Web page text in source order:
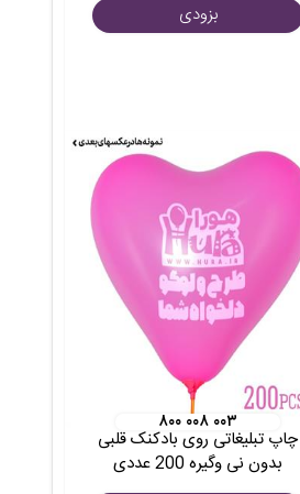
بزودی
۸۰۰ ۰۰۸ ۰۰۳
چاپ تبلیغاتی روی بادکنک قلبی
بدون نی وگیره 200 عددی